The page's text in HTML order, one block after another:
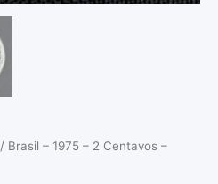
/ Brasil – 1975 – 2 Centavos –